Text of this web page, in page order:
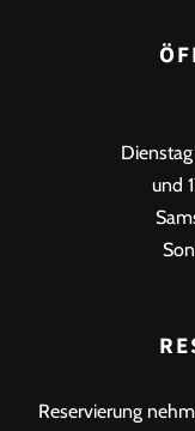
und
Reservierung